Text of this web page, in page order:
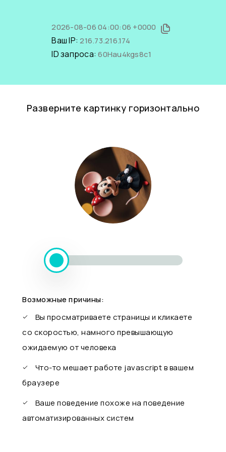
2026-08-06 04:00:06 +0000
Ваш IP:216.73.216.174
ID запроса:60Hau4kgs8c1
Разверните картинку горизонтально
Возможные причины:
Вы просматриваете страницы и кликаете
со скоростью, намного превышающую
ожидаемую от человека
Что-то мешает работе javascript в вашем
браузере
Ваше поведение похоже на поведение
автоматизированных систем